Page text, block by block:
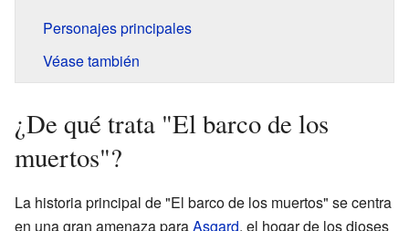
Personajes principales
Véase también
¿De qué trata "El barco de los
muertos"?
La historia principal de "El barco de los muertos" se centra
en una gran amenaza paraAsgard, el hogar de los dioses